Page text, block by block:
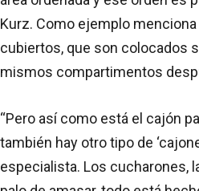
Kurz. Como ejemplo
cubiertos, que son colocados
mismos compartimentos
“Pero así como está el cajón
también hay otro tipo de
especialista. Los cucharones,